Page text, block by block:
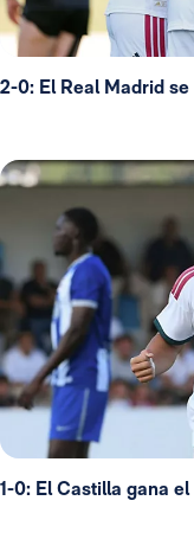
2-0: El Real Madrid
1-0: El Castilla gana